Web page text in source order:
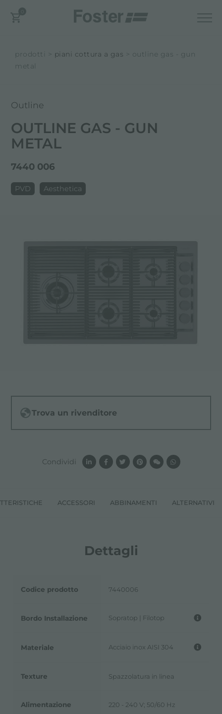
prodotti piani cottura a gas
outline gas - gun
metal
ACCESSORI ABBINAMENTI ALTERNATIVI
Dettagli
Codice prodotto 7440006
Bordo Installazione Sopratop | Filotop
Materiale Acciaio inox AISI 304
Texture Spazzolatura in linea
Alimentazione 220 - 240 V; 50/60 Hz
Outline
OUTLINE GAS - GUN
METAL
7440 006
PVD Aesthetica
Trova un rivenditore
Condividi